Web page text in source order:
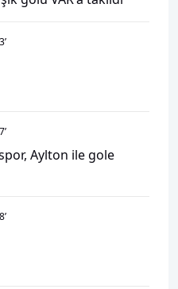
’
’
Aylton ile gole
’